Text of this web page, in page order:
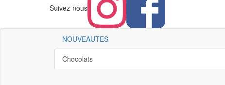
Suivez-nous
NOUVEAUTES
Chocolats